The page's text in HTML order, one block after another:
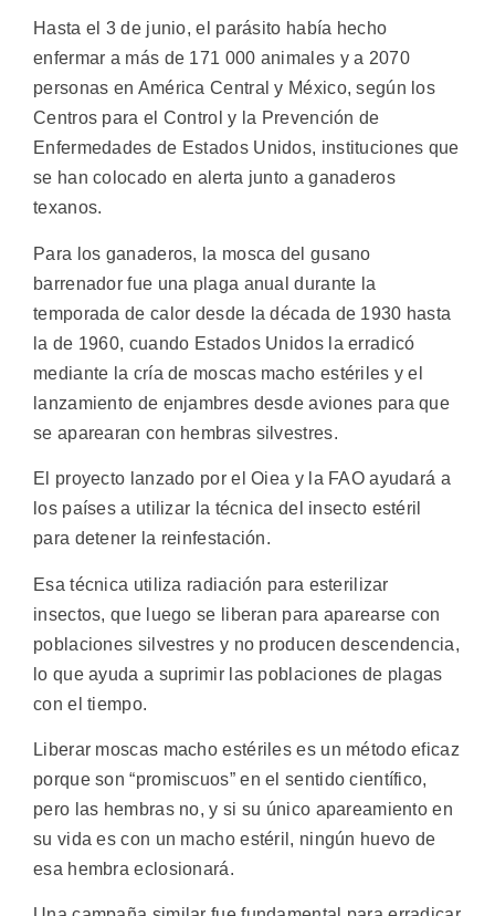
Hasta el 3 de junio, el parásito había hecho
enfermar a más de 171 000 animales y a 2070
personas en América Central y México, según los
Centros para el Control y la Prevención de
Enfermedades de Estados Unidos, instituciones que
se han colocado en alerta junto a ganaderos
texanos.
Para los ganaderos, la mosca del gusano
barrenador fue una plaga anual durante la
temporada de calor desde la década de 1930 hasta
la de 1960, cuando Estados Unidos la erradicó
mediante la cría de moscas macho estériles y el
lanzamiento de enjambres desde aviones para que
se aparearan con hembras silvestres.
El proyecto lanzado por el Oiea y la FAO ayudará a
los países a utilizar la técnica del insecto estéril
para detener la reinfestación.
Esa técnica utiliza radiación para esterilizar
insectos, que luego se liberan para aparearse con
poblaciones silvestres y no producen descendencia,
lo que ayuda a suprimir las poblaciones de plagas
con el tiempo.
Liberar moscas macho estériles es un método eficaz
porque son “promiscuos” en el sentido científico,
pero las hembras no, y si su único apareamiento en
su vida es con un macho estéril, ningún huevo de
esa hembra eclosionará.